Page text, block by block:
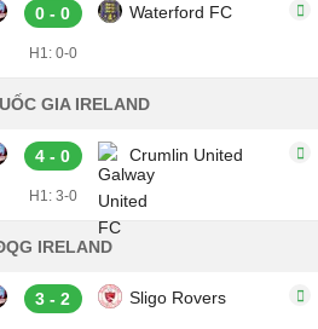
0 - 0 Waterford FC
H1: 0-0
GIA IRELAND
4 - 0 Crumlin United
H1: 3-0
IRELAND
3 - 2 Sligo Rovers